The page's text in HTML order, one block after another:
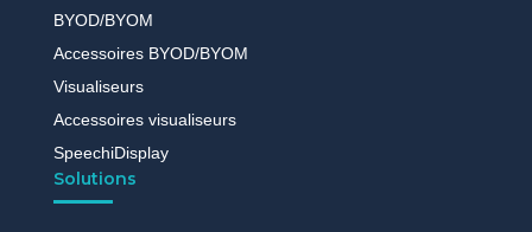
BYOD/BYOM
Accessoires BYOD/BYOM
Visualiseurs
Accessoires visualiseurs
SpeechiDisplay
Solutions